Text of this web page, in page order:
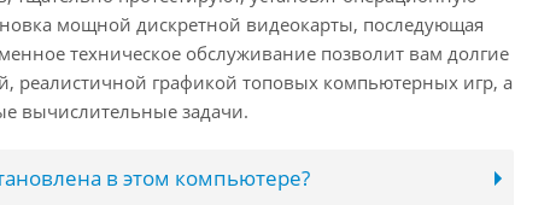
мощной дискретной видеокарты, последующая
техническое обслуживание позволит вам долгие
реалистичной графикой топовых компьютерных игр, а
вычислительные задачи.
в этом компьютере?